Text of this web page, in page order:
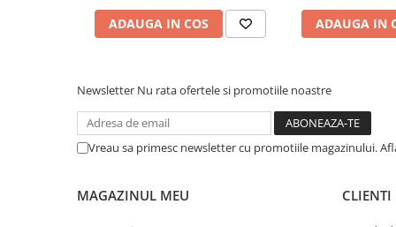
ADAUGA IN COS ADAUGA IN
Newsletter Nu rata ofertele si promotiile noastre
Vreau sa primesc newsletter cu promotiile magazinului.
MAGAZINUL MEU CLIENTI